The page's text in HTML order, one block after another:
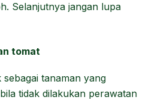
Selanjutnya jangan lupa
tomat
tanaman yang
tidak dilakukan perawatan